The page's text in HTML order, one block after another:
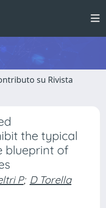
su Rivista
the typical
blueprint of
P; D Torella